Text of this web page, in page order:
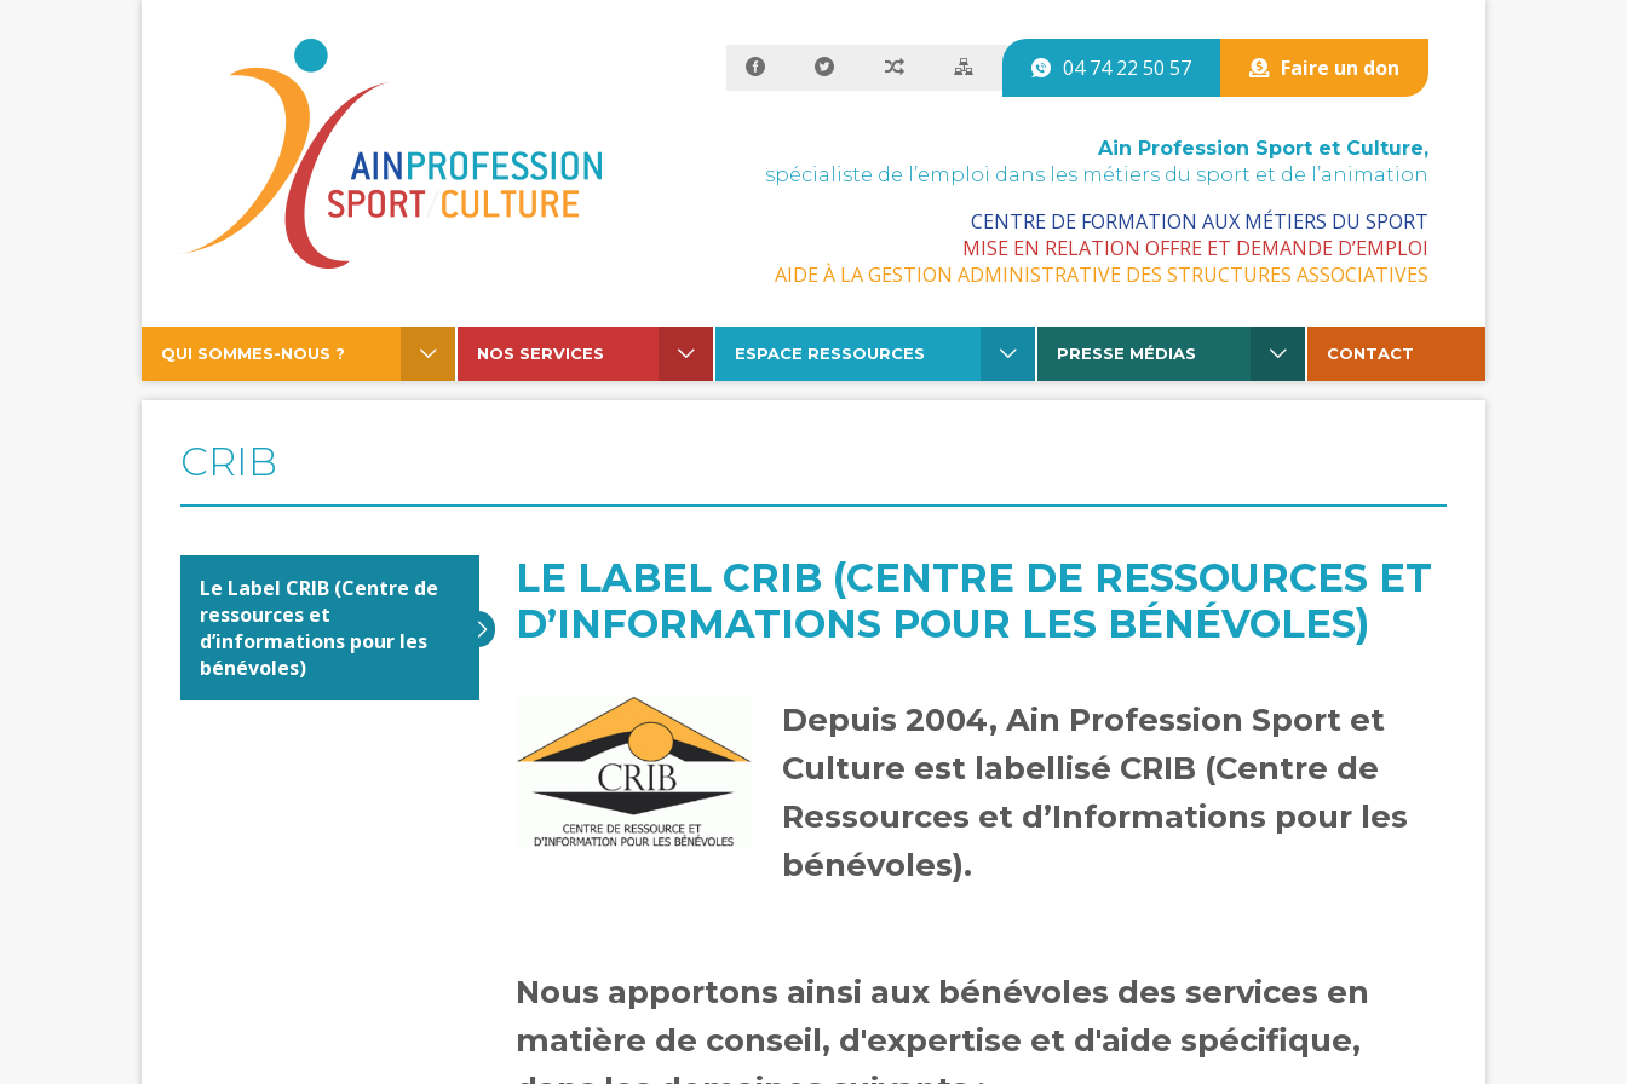
04 74 22 50 57 Faire un don
Ain Profession Sport et Culture,
spécialiste de l’emploi dans les métiers du sport et de l’animation
CENTRE DE FORMATION AUX MÉTIERS DU SPORT
MISE EN RELATION OFFRE ET DEMANDE D’EMPLOI
AIDE À LA GESTION ADMINISTRATIVE DES STRUCTURES ASSOCIATIVES
QUI SOMMES-NOUS ? NOS SERVICES ESPACE RESSOURCES PRESSE MÉDIAS CONTACT
CRIB
Le Label CRIB (Centre de
ressources et
d’informations pour les
bénévoles)
LE LABEL CRIB (CENTRE DE RESSOURCES ET
D’INFORMATIONS POUR LES BÉNÉVOLES)
Depuis 2004, Ain Profession Sport et
Culture est labellisé CRIB (Centre de
Ressources et d’Informations pour les
bénévoles).
Nous apportons ainsi aux bénévoles des services en
matière de conseil, d'expertise et d'aide spécifique,